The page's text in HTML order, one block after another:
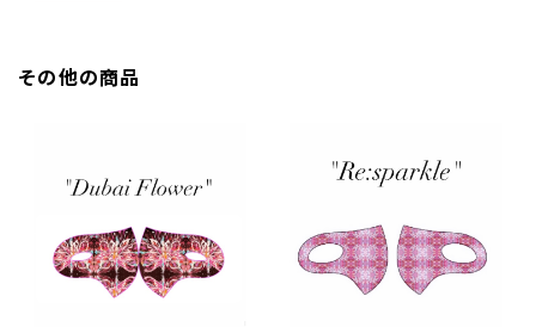
その他の商品